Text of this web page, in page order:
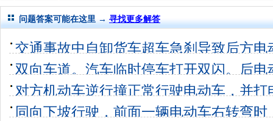
问题答案可能在这里 → 寻找更多解答
交通事故中自卸货车超车急刹导致后方
同等责任这 2个回答 0
双向车道。汽车临时停车打开双闪。后
未满16周岁 6个回答 0
对方机动车逆行撞正常行驶电动车，并
荡，车主儿子 5个回答 0
同向下坡行驶，前面一辆电动车右转弯